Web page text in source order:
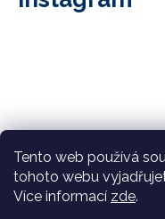
Tento web používá
tohoto webu
Více informací zde.
Sledovat na